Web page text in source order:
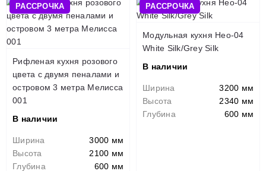
РАССРОЧКА
Рифленая кухня розового
цвета с двумя пеналами и
островом 3 метра Мелисса
001
В наличии
Ширина
3000 мм
Высота
2100 мм
Глубина
600 мм
РАССРОЧКА
Модульная кухня Нео-04
White Silk/Grey Silk
В наличии
Ширина
3200 мм
Высота
2340 мм
Глубина
600 мм